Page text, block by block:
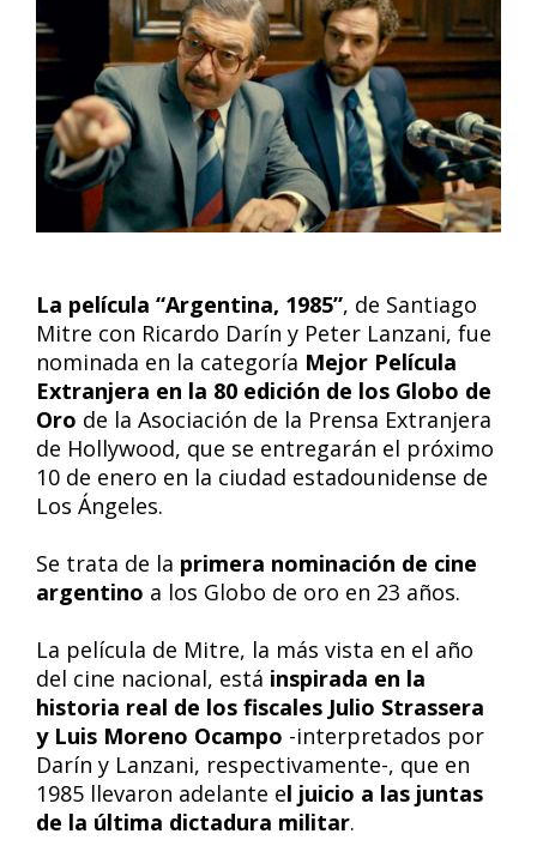
La película “Argentina, 1985”, de Santiago
Mitre con Ricardo Darín y Peter Lanzani, fue
nominada en la categoría Mejor Película
Extranjera en la 80 edición de los Globo de
Oro de la Asociación de la Prensa Extranjera
de Hollywood, que se entregarán el próximo
10 de enero en la ciudad estadounidense de
Los Ángeles.
Se trata de la primera nominación de cine
argentino a los Globo de oro en 23 años.
La película de Mitre, la más vista en el año
del cine nacional, está inspirada en la
historia real de los fiscales Julio Strassera
y Luis Moreno Ocampo -interpretados por
Darín y Lanzani, respectivamente-, que en
1985 llevaron adelante el juicio a las juntas
de la última dictadura militar.